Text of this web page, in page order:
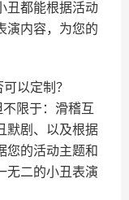
丑都能根据活动
演内容，为您的
以定制？
限于：滑稽互
默剧、以及根据
您的活动主题和
无二的小丑表演